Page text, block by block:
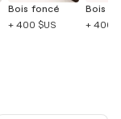
Bois foncé
+ 400 $US
Bois
+ 400